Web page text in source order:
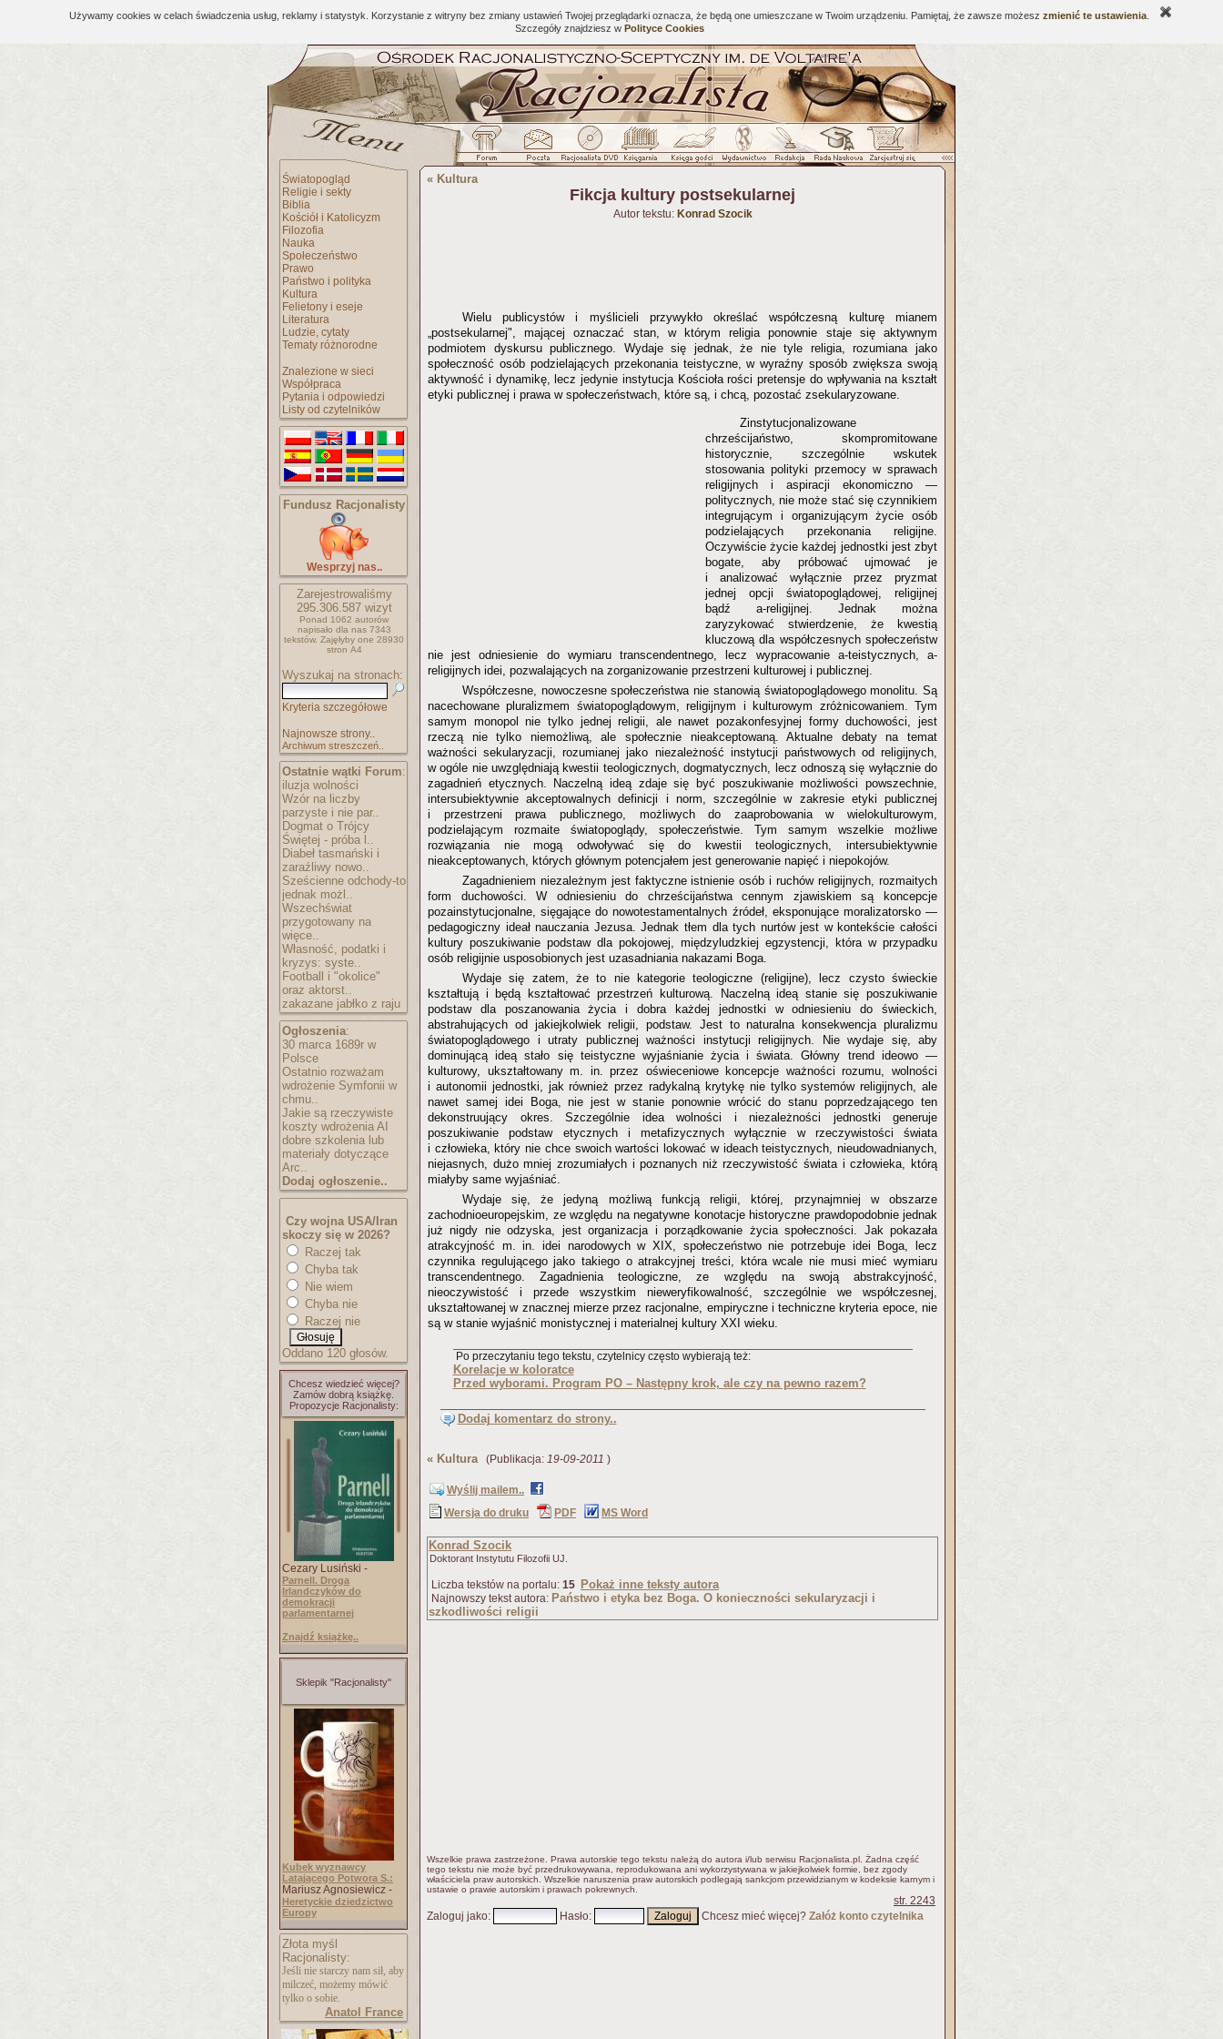
Używamy cookies w celach świadczenia usług, reklamy i statystyk. Korzystanie z witryny bez zmiany ustawień Twojej przeglądarki oznacza, że będą one umieszczane w Twoim urządzeniu. Pamiętaj, że zawsze możesz zmienić te ustawienia
Szczegóły znajdziesz w Polityce Cookies
Światopogląd
Religie i sekty
Biblia
Kościół i Katolicyzm
Filozofia
Nauka
Społeczeństwo
Prawo
Państwo i polityka
Kultura
Felietony i eseje
Literatura
Ludzie, cytaty
Tematy różnorodne
Znalezione w sieci
Współpraca
Pytania i odpowiedzi
Listy od czytelników
Fundusz Racjonalisty
Wesprzyj nas..
Zarejestrowaliśmy
295.306.587wizyt
Ponad 1062 autorów
napisało dla nas 7343
tekstów. Zajęłyby one 28930
stron A4
Wyszukaj na stronach:
Kryteria szczegółowe
Najnowsze strony..
Archiwum streszczeń..
Ostatnie wątki Forum:
iluzja wolności
Wzór na liczby
parzyste i nie par..
Dogmat o Trójcy
Świętej - próba l..
Diabeł tasmański i
zaraźliwy nowo..
Sześcienne odchody-to
jednak możl..
Wszechświat
przygotowany na
więce..
Własność, podatki i
kryzys: syste..
Football i "okolice"
oraz aktorst..
zakazane jabłko z raju
Ogłoszenia:
30 marca 1689r w
Polsce
Ostatnio rozważam
wdrożenie Symfonii w
chmu..
Jakie są rzeczywiste
koszty wdrożenia AI
dobre szkolenia lub
materiały dotyczące
Arc..
Dodaj ogłoszenie..
Czy wojna USA/Iran
skoczy się w 2026?
Raczej tak
Chyba tak
Nie wiem
Chyba nie
Raczej nie
Oddano 120 głosów.
Chcesz wiedzieć więcej?
Zamów dobrą książkę.
Propozycje Racjonalisty:
Cezary Lusiński -
Parnell. Droga
Irlandczyków do
demokracji
parlamentarnej
Znajdź książkę..
Sklepik "Racjonalisty"
Kubek wyznawcy
Latającego Potwora S.:
Mariusz Agnosiewicz -
Heretyckie dziedzictwo
Europy
Złota myśl
Racjonalisty:
Jeśli nie starczy nam sił, aby
milczeć, możemy mówić
tylko o sobie.
Anatol France
« Kultura
Fikcja kultury postsekularnej
Autor tekstu: Konrad Szocik
Wielu publicystów i myślicieli przywykło określać współczesną kulturę mianem
„postsekularnej", mającej oznaczać stan, w którym religia ponownie staje się aktywnym
podmiotem dyskursu publicznego. Wydaje się jednak, że nie tyle religia, rozumiana jako
społeczność osób podzielających przekonania teistyczne, w wyraźny sposób zwiększa swoją
aktywność i dynamikę, lecz jedynie instytucja Kościoła rości pretensje do wpływania na kształt
etyki publicznej i prawa w społeczeństwach, które są, i chcą, pozostać zsekularyzowane.
Zinstytucjonalizowane
chrześcijaństwo, skompromitowane
historycznie, szczególnie wskutek
stosowania polityki przemocy w sprawach
religijnych i aspiracji ekonomiczno —
politycznych, nie może stać się czynnikiem
integrującym i organizującym życie osób
podzielających przekonania religijne.
Oczywiście życie każdej jednostki jest zbyt
bogate, aby próbować ujmować je
i analizować wyłącznie przez pryzmat
jednej opcji światopoglądowej, religijnej
bądź a-religijnej. Jednak można
zaryzykować stwierdzenie, że kwestią
kluczową dla współczesnych społeczeństw
nie jest odniesienie do wymiaru transcendentnego, lecz wypracowanie a-teistycznych, a-
religijnych idei, pozwalających na zorganizowanie przestrzeni kulturowej i publicznej.
Współczesne, nowoczesne społeczeństwa nie stanowią światopoglądowego monolitu. Są
nacechowane pluralizmem światopoglądowym, religijnym i kulturowym zróżnicowaniem. Tym
samym monopol nie tylko jednej religii, ale nawet pozakonfesyjnej formy duchowości, jest
rzeczą nie tylko niemożliwą, ale społecznie nieakceptowaną. Aktualne debaty na temat
ważności sekularyzacji, rozumianej jako niezależność instytucji państwowych od religijnych,
w ogóle nie uwzględniają kwestii teologicznych, dogmatycznych, lecz odnoszą się wyłącznie do
zagadnień etycznych. Naczelną ideą zdaje się być poszukiwanie możliwości powszechnie,
intersubiektywnie akceptowalnych definicji i norm, szczególnie w zakresie etyki publicznej
i przestrzeni prawa publicznego, możliwych do zaaprobowania w wielokulturowym,
podzielającym rozmaite światopoglądy, społeczeństwie. Tym samym wszelkie możliwe
rozwiązania nie mogą odwoływać się do kwestii teologicznych, intersubiektywnie
nieakceptowanych, których głównym potencjałem jest generowanie napięć i niepokojów.
Zagadnieniem niezależnym jest faktyczne istnienie osób i ruchów religijnych, rozmaitych
form duchowości. W odniesieniu do chrześcijaństwa cennym zjawiskiem są koncepcje
pozainstytucjonalne, sięgające do nowotestamentalnych źródeł, eksponujące moralizatorsko —
pedagogiczny ideał nauczania Jezusa. Jednak tłem dla tych nurtów jest w kontekście całości
kultury poszukiwanie podstaw dla pokojowej, międzyludzkiej egzystencji, która w przypadku
osób religijnie usposobionych jest uzasadniania nakazami Boga.
Wydaje się zatem, że to nie kategorie teologiczne (religijne), lecz czysto świeckie
kształtują i będą kształtować przestrzeń kulturową. Naczelną ideą stanie się poszukiwanie
podstaw dla poszanowania życia i dobra każdej jednostki w odniesieniu do świeckich,
abstrahujących od jakiejkolwiek religii, podstaw. Jest to naturalna konsekwencja pluralizmu
światopoglądowego i utraty publicznej ważności instytucji religijnych. Nie wydaje się, aby
dominującą ideą stało się teistyczne wyjaśnianie życia i świata. Główny trend ideowo —
kulturowy, ukształtowany m. in. przez oświeceniowe koncepcje ważności rozumu, wolności
i autonomii jednostki, jak również przez radykalną krytykę nie tylko systemów religijnych, ale
nawet samej idei Boga, nie jest w stanie ponownie wrócić do stanu poprzedzającego ten
dekonstruujący okres. Szczególnie idea wolności i niezależności jednostki generuje
poszukiwanie podstaw etycznych i metafizycznych wyłącznie w rzeczywistości świata
i człowieka, który nie chce swoich wartości lokować w ideach teistycznych, nieudowadnianych,
niejasnych, dużo mniej zrozumiałych i poznanych niż rzeczywistość świata i człowieka, którą
miałyby same wyjaśniać.
Wydaje się, że jedyną możliwą funkcją religii, której, przynajmniej w obszarze
zachodnioeuropejskim, ze względu na negatywne konotacje historyczne prawdopodobnie jednak
już nigdy nie odzyska, jest organizacja i porządkowanie życia społeczności. Jak pokazała
atrakcyjność m. in. idei narodowych w XIX, społeczeństwo nie potrzebuje idei Boga, lecz
czynnika regulującego jako takiego o atrakcyjnej treści, która wcale nie musi mieć wymiaru
transcendentnego. Zagadnienia teologiczne, ze względu na swoją abstrakcyjność,
nieoczywistość i przede wszystkim nieweryfikowalność, szczególnie we współczesnej,
ukształtowanej w znacznej mierze przez racjonalne, empiryczne i techniczne kryteria epoce, nie
są w stanie wyjaśnić monistycznej i materialnej kultury XXI wieku.
Po przeczytaniu tego tekstu, czytelnicy często wybierają też:
Korelacje w koloratce
Przed wyborami. Program PO – Następny krok, ale czy na pewno razem?
Dodaj komentarz do strony..
« Kultura(Publikacja: 19-09-2011 )
Wyślij mailem..
Wersja do druku
PDF MS Word
Konrad Szocik
Doktorant Instytutu Filozofii UJ.
Liczba tekstów na portalu: 15 Pokaż inne teksty autora
Najnowszy tekst autora: Państwo i etyka bez Boga. O konieczności sekularyzacji i
szkodliwości religii
Wszelkie prawa zastrzeżone. Prawa autorskie tego tekstu należą do autora i/lub serwisu Racjonalista.pl. Żadna część
tego tekstu nie może być przedrukowywana, reprodukowana ani wykorzystywana w jakiejkolwiek formie, bez zgody
właściciela praw autorskich. Wszelkie naruszenia praw autorskich podlegają sankcjom przewidzianym w kodeksie karnym i
ustawie o prawie autorskim i prawach pokrewnych.
str. 2243
Zaloguj jako: Hasło: Chcesz mieć więcej? Załóż konto czytelnika